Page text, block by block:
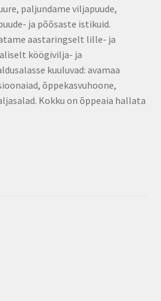
paljundame viljapuude,
ja põõsaste istikuid.
aastaringselt lille- ja
köögivilja- ja
kuuluvad: avamaa
õppekasvuhoone,
Kokku on õppeaia hallata